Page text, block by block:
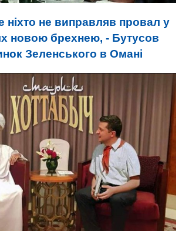
ніхто не виправляв провал у
новою брехнею, - Бутусов
Зеленського в Омані